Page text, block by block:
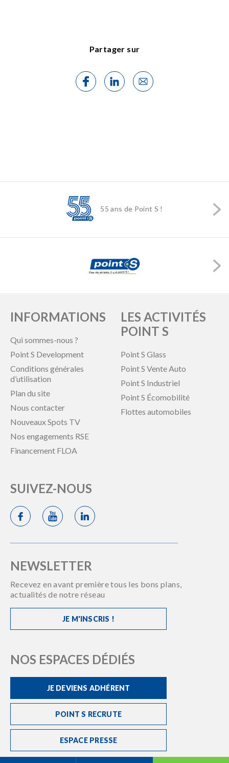
Partager sur
55 ans de Point S !
INFORMATIONS
Qui sommes-nous ?
Point S Development
Conditions générales
d’utilisation
Plan du site
Nous contacter
Nouveaux Spots TV
Nos engagements RSE
Financement FLOA
LES ACTIVITÉS
POINT S
Point S Glass
Point S Vente Auto
Point S Industriel
Point S Écomobilité
Flottes automobiles
SUIVEZ-NOUS
NEWSLETTER
Recevez en avant première tous les bons plans,
actualités de notre réseau
JE M'INSCRIS !
NOS ESPACES DÉDIÉS
JE DEVIENS ADHÉRENT
POINT S RECRUTE
ESPACE PRESSE